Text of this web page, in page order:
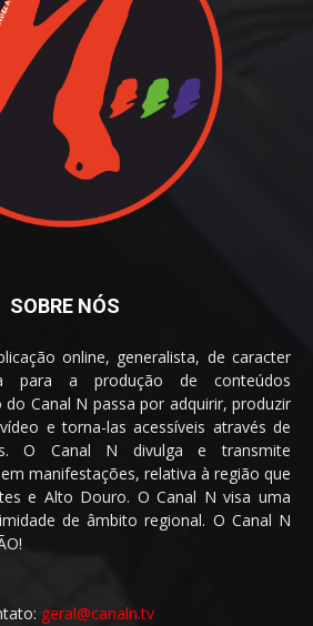
SOBRE NÓS
online, generalista, de caracter
para a produção de conteúdos
Canal N passa por adquirir, produzir
e torna-las acessíveis através de
O Canal N divulga e transmite
manifestações, relativa à região que
e Alto Douro. O Canal N visa uma
de âmbito regional. O Canal N
geral@canaln.tv